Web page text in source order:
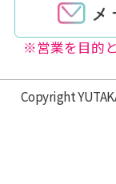
※営業を目的
Copyright